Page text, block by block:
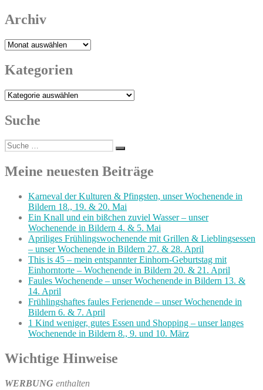
Archiv
Archiv
Kategorien
Kategorien
Suche
Suche
nach:
Suchen
Meine neuesten Beiträge
Karneval der Kulturen & Pfingsten, unser Wochenende in
Bildern 18., 19. & 20. Mai
Ein Knall und ein bißchen zuviel Wasser – unser
Wochenende in Bildern 4. & 5. Mai
Apriliges Frühlingswochenende mit Grillen & Lieblingsessen
– unser Wochenende in Bildern 27. & 28. April
This is 45 – mein entspannter Einhorn-Geburtstag mit
Einhorntorte – Wochenende in Bildern 20. & 21. April
Faules Wochenende – unser Wochenende in Bildern 13. &
14. April
Frühlingshaftes faules Ferienende – unser Wochenende in
Bildern 6. & 7. April
1 Kind weniger, gutes Essen und Shopping – unser langes
Wochenende in Bildern 8., 9. und 10. März
Wichtige Hinweise
WERBUNG enthalten